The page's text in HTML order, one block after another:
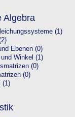
Algebra
(1)
Ebenen (0)
Winkel (1)
(0)
(0)
(1)